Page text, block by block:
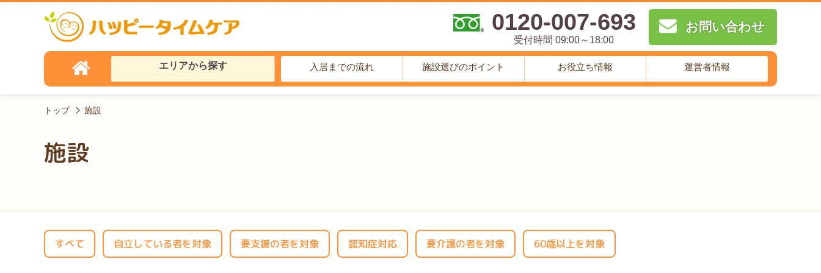
0120-007-693
受付時間 09:00～18:00
お問い合わせ
エリアから探す 入居までの流れ 施設選びのポイント お役立ち情報 運営者情報
トップ 施設
施設
すべて 自立している者を対象 要支援の者を対象 認知症対応 要介護の者を対象 60歳以上を対象